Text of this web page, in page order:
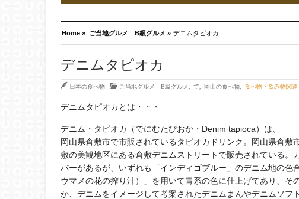
Home » ご当地グルメ B級グルメ » デニムタピオカ
デニムタピオカ
日本の食べ物 ご当地グルメ B級グルメ て 岡山の食べ物 食べ物・飲み物関
デニムタピオカとは・・・
デニム・タピオカ（でにむたぴおか・Denim tapioca）は、
岡山県倉敷市で市販されているタピオカドリンク。岡山県倉
敷の美観地区にある倉敷デニムストリートで販売されている
バーがあるが、いずれも「インディゴブルー」のデニム地の色
ウマメの花の搾り汁）」を用いて青系の色に仕上げてあり、
か、デニムをイメージして考案されたデニムまんやデニムソ